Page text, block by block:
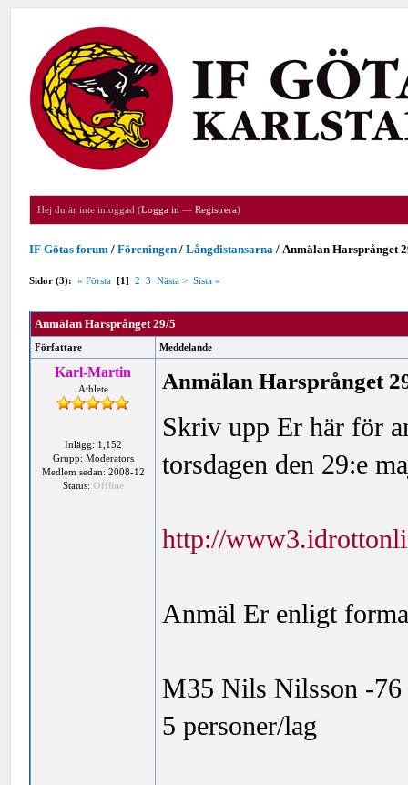
Hej du är inte inloggad (Logga in —Registrera)
IF Götas forum /Föreningen /Långdistansarna /Anmälan Harsprånget
Sidor (3): « Första [1] 2 3 Nästa > Sista »
Anmälan Harsprånget 29/5
Författare Meddelande
Karl-Martin
Athlete
Inlägg: 1,152
Grupp: Moderators
Medlem sedan: 2008-12
Status: Offline
Anmälan Harsprånget
Skriv upp Er här för
torsdagen den 29:e
http://
Anmäl Er enligt
M35 Nils Nilsson -
5 personer/lag